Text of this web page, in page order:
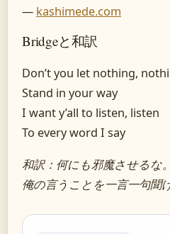
— kashimede.com
Bridgeと和訳
Don’t you let nothing,
Stand in your way
I want y’all to listen, listen
To every word I say
和訳：何にも邪魔させるな。
俺の言うことを一言一句聞け